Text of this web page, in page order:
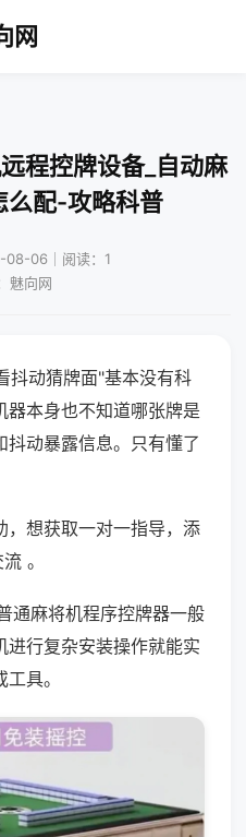
网
程控牌设备_自动麻
么配-攻略科普
08-06｜阅读：1
魅向网
抖动猜牌面"基本没有科
器本身也不知道哪张牌是
动暴露信息。只有懂了
，想获取一对一指导，添
。
通麻将机程序控牌器一般
进行复杂安装操作就能实
具。